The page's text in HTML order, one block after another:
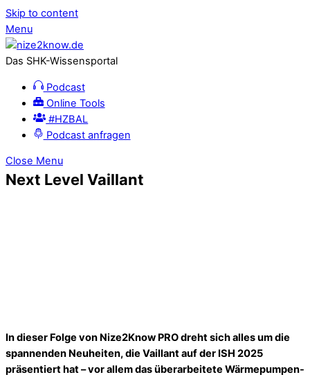
Skip to content
Menu
Das SHK-Wissensportal
Podcast
Online Tools
#HZBAL
Podcast anfragen
Close Menu
Next Level Vaillant
In dieser Folge von Nize2Know PRO dreht sich alles um die
spannenden Neuheiten, die Vaillant auf der ISH 2025
präsentiert hat – vor allem das überarbeitete Wärmepumpen-